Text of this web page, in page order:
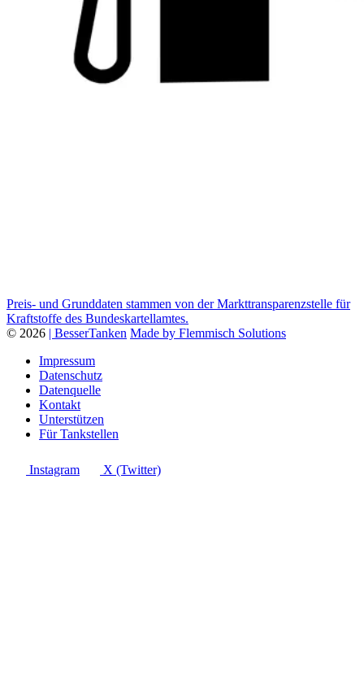
Preis- und Grunddaten stammen von der Markttransparenzstelle für
Kraftstoffe des Bundeskartellamtes.
© 2026 | BesserTanken Made by Flemmisch Solutions
Impressum
Datenschutz
Datenquelle
Kontakt
Unterstützen
Für Tankstellen
Instagram X (Twitter)